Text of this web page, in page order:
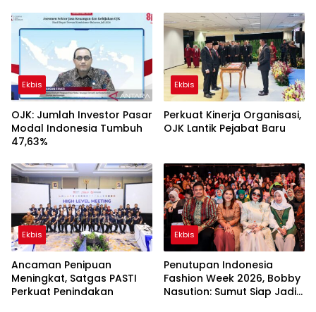
Ekbis
OJK: Jumlah Investor Pasar
Modal Indonesia Tumbuh
47,63%
Ekbis
Perkuat Kinerja Organisasi,
OJK Lantik Pejabat Baru
Ekbis
Ancaman Penipuan
Meningkat, Satgas PASTI
Perkuat Penindakan
Ekbis
Penutupan Indonesia
Fashion Week 2026, Bobby
Nasution: Sumut Siap Jadi